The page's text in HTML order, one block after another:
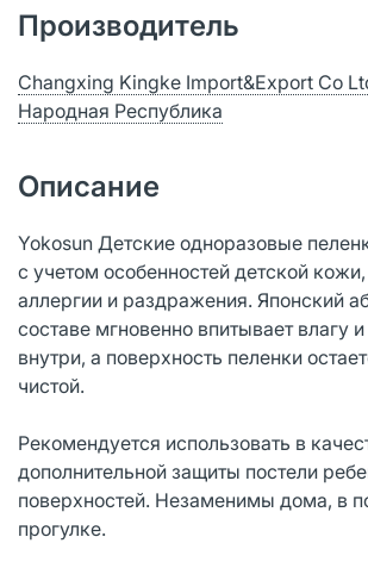
Производитель
Changxing Kingke Import&Export Co
Народная Республика
Описание
Yokosun Детские одноразовые
с учетом особенностей детской
аллергии и раздражения. Японский
составе мгновенно впитывает влагу
внутри, а поверхность пеленки
чистой.
Рекомендуется использовать в
дополнительной защиты постели
поверхностей. Незаменимы дома, в
прогулке.